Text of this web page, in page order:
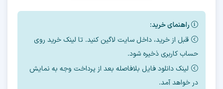
آموزش بخش emmc باکس
مدوسا
راهنمای خرید:
قبل از خرید، داخل سایت لاگین کنید. تا لینک خرید روی
حساب کاربری ذخیره شود.
لینک دانلود فایل بلافاصله بعد از پرداخت وجه به نمایش
در خواهد آمد.